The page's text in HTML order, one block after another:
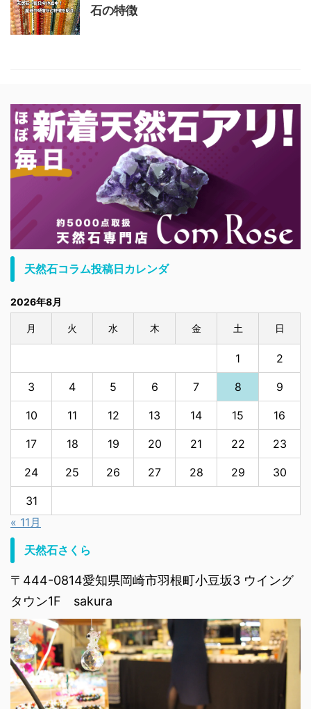
石の特徴
天然石コラム投稿日カレンダ
2026年8月
月 火 水 木 金 土 日
1 2
3 4 5 6 7 8 9
10 11 12 13 14 15 16
17 18 19 20 21 22 23
24 25 26 27 28 29 30
31
« 11月
天然石さくら
〒444-0814愛知県岡崎市羽根町小豆坂3 ウイング
タウン1F sakura